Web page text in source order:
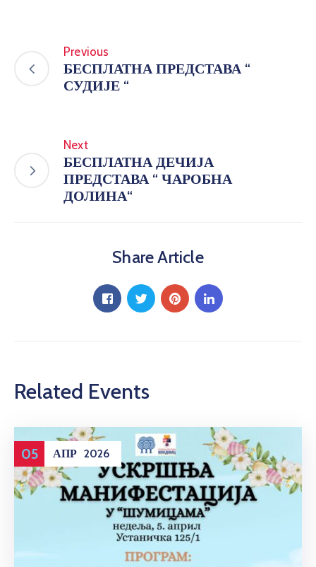
Previous
БЕСПЛАТНА ПРЕДСТАВА “
СУДИЈЕ “
Next
БЕСПЛАТНА ДЕЧИЈА
ПРЕДСТАВА “ ЧАРОБНА
ДОЛИНА“
Share Article
Related Events
05 АПР 2026